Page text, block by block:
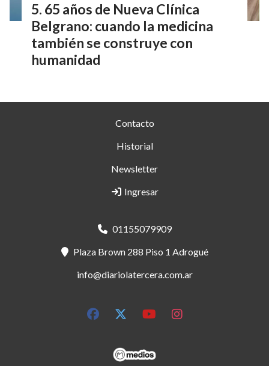
65 años de Nueva Clínica
Belgrano: cuando la medicina
también se construye con
humanidad
Contacto
Historial
Newsletter
Ingresar
01155079909
Plaza Brown 288 Piso 1 Adrogué
info@diariolatercera.com.ar